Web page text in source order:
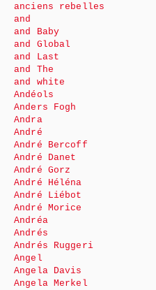
anciens rebelles
and
and Baby
and Global
and Last
and The
and white
Andéols
Anders Fogh
Andra
André
André Bercoff
André Danet
André Gorz
André Héléna
André Liébot
André Morice
Andréa
Andrés
Andrés Ruggeri
Angel
Angela Davis
Angela Merkel